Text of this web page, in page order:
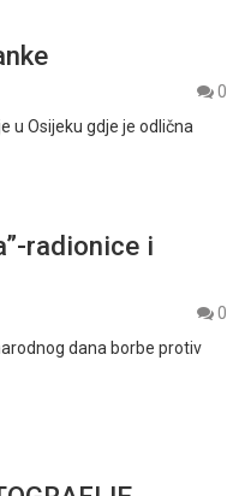
0
u Osijeku gdje je odlična
radionice i
0
dana borbe protiv